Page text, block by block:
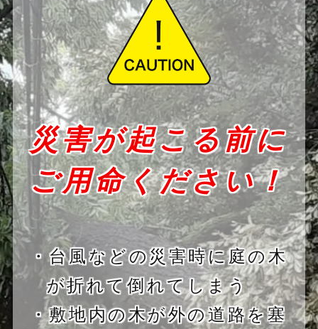
災害が起こる前に
ご用命ください！
・台風などの災害時に庭の木
が折れて倒れてしまう
・敷地内の木が外の道路を塞